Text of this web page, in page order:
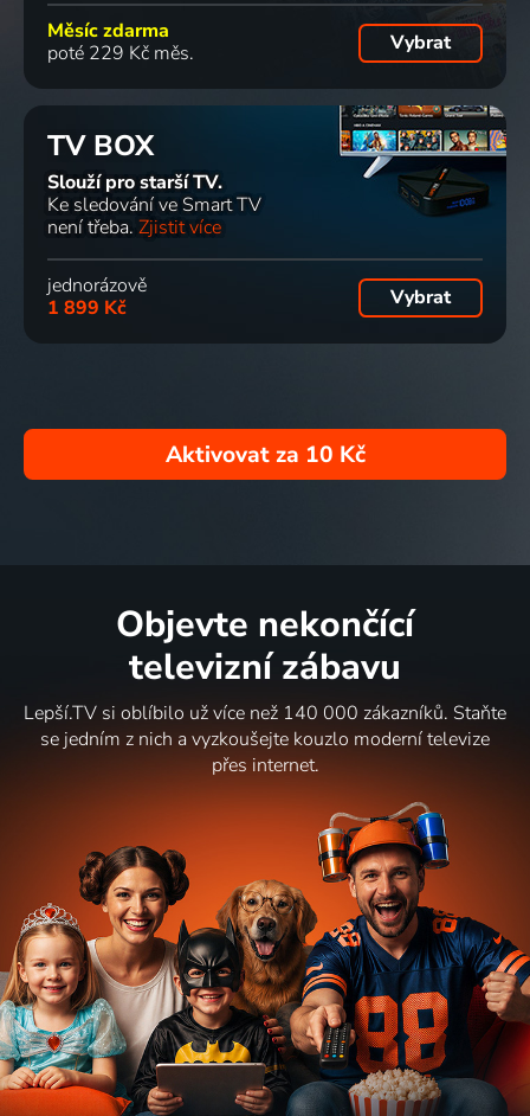
Měsíc zdarma
poté 229 Kč měs.
Vybrat
TV BOX
Slouží pro starší TV.
Ke sledování ve Smart TV
není třeba. Zjistit více
jednorázově
1 899 Kč
Vybrat
Aktivovat za 10 Kč
Objevte nekončící
televizní zábavu
Lepší.TV si oblíbilo už více než 140 000 zákazníků. Staňte
se jedním z nich a vyzkoušejte kouzlo moderní televize
přes internet.